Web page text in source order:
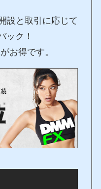
設と取引に応じて
ック！
お得です。